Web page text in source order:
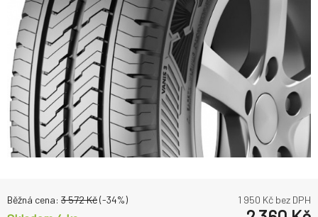
Běžná cena: 3 572Kč(-34%) 1 950 Kč bez DPH